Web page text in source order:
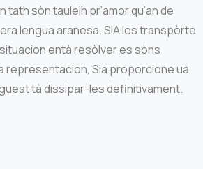
tath sòn taulelh pr’amor qu’an de
lengua aranesa. SIA les transpòrte
entà resòlver es sòns
representacion, Sia proporcione ua
tà dissipar-les definitivament.